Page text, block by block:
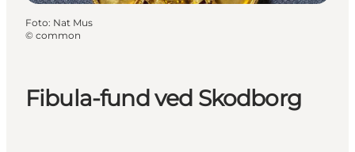
Fibula-fund ved Skodborg
Foto: Nat Mus
© common